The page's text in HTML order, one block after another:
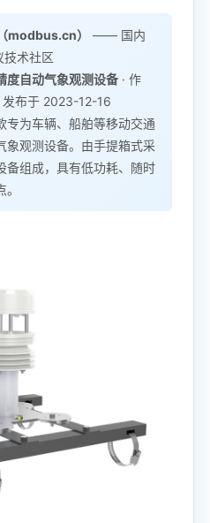
modbus.cn）
—— 国内
术社区
度自动气象观测设备· 作
发布于 2023-12-16
专为车辆、船舶等移动交通
象观测设备。由手提箱式采
备组成，具有低功耗、随时